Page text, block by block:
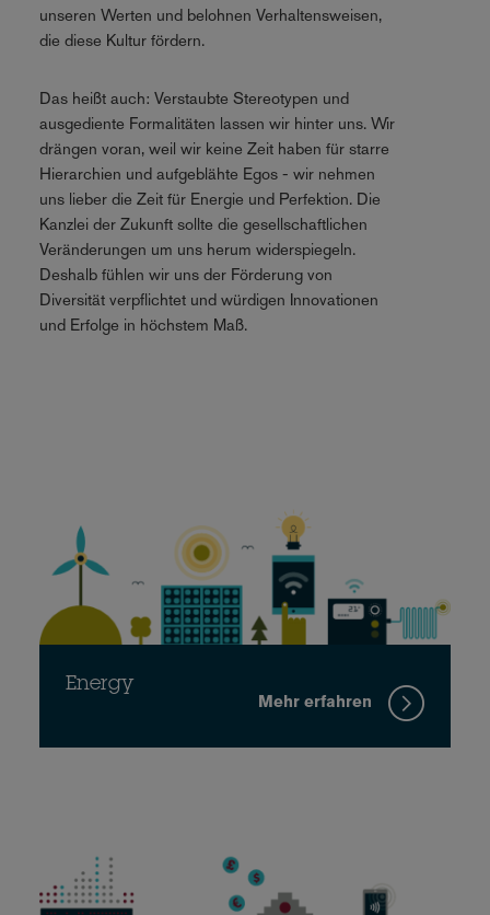
unseren Werten und belohnen Verhaltensweisen,
die diese Kultur fördern.
Das heißt auch: Verstaubte Stereotypen und
ausgediente Formalitäten lassen wir hinter uns. Wir
drängen voran, weil wir keine Zeit haben für starre
Hierarchien und aufgeblähte Egos - wir nehmen
uns lieber die Zeit für Energie und Perfektion. Die
Kanzlei der Zukunft sollte die gesellschaftlichen
Veränderungen um uns herum widerspiegeln.
Deshalb fühlen wir uns der Förderung von
Diversität verpflichtet und würdigen Innovationen
und Erfolge in höchstem Maß.
Energy
Mehr erfahren